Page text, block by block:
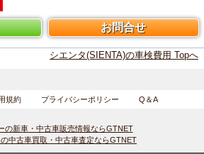
お問合せ
シエンタ(SIENTA)の車検費用 Topへ
規約 プライバシーポリシー Q＆A
の新車・中古車販売情報ならGTNET
中古車買取・中古車査定ならGTNET